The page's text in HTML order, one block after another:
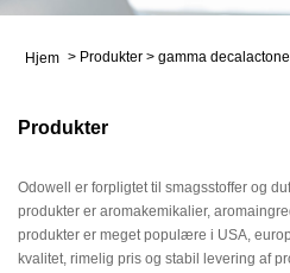
Hjem > Produkter > gamma
Produkter
Odowell er forpligtet til smagsstoffer og
produkter er aromakemikalier,
produkter er meget populære i USA,
kvalitet, rimelig pris og stabil levering af